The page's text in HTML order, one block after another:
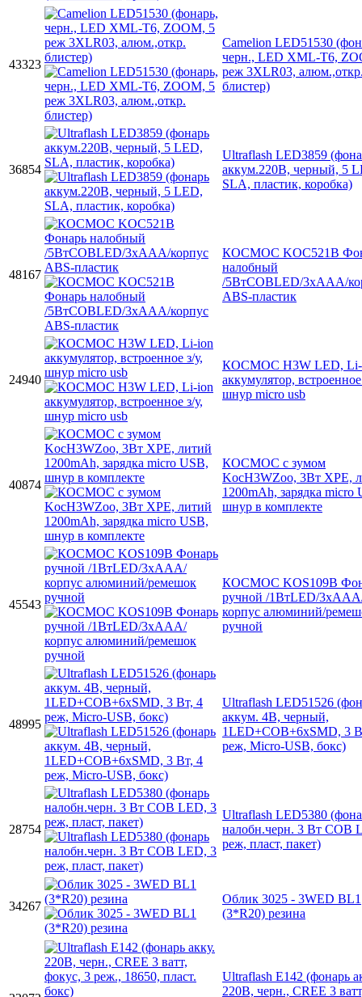
43323
Camelion LED51530
черн., LED XML-T6,
реж 3XLR03,
блистер)
36854
Ultraflash LED3859
аккум.220В, черный, 5
SLA, пластик, коробка)
48167
КОСМОС KOC521B
налобный
/5ВтCOBLED/3xAAA/
ABS-пластик
24940
КОСМОС H3W LED, Li-
аккумулятор, встроенное
шнур micro usb
40874
КОСМОС с зумом
KocH3WZoo, 3Вт ХРЕ,
1200mAh, зарядка micro
шнур в комплекте
45543
КОСМОС KOS109B
ручной /1ВтLED/
корпус алюминий/
ручной
48995
Ultraflash LED51526
аккум. 4В, черный,
1LED+COB+6xSMD, 3
реж, Micro-USB, бокс)
28754
Ultraflash LED5380
налобн.черн. 3 Вт COB
реж, пласт, пакет)
34267
Облик 3025 - 3WED BL1
(3*R20) резина
Ultraflash E142 (фонарь
220В, черн., CREE 3